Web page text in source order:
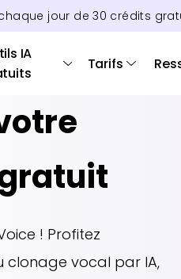
jour de30 crédits
IA
Tarifs
! Profitez
clonage vocal par IA,